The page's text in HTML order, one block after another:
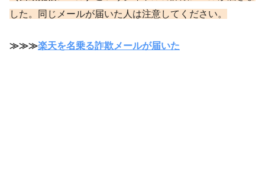
した。同じメールが届いた人は注意してください。
≫≫≫楽天を名乗る詐欺メールが届いた